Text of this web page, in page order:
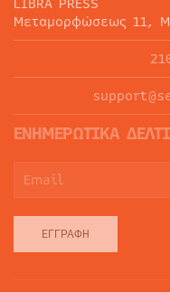
LIBRA PRESS
Μεταμορφώσεως 11,
ΕΝΗΜΕΡΩΤΙΚΑ
ΕΓΓΡΑΦΉ